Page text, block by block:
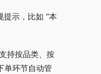
示，比如 “本
持按品类、按
单环节自动管